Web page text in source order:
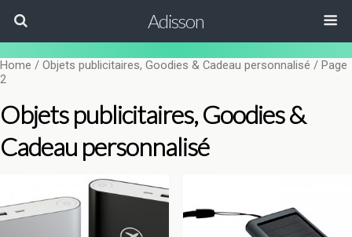
Adisson
Home / Objets publicitaires, Goodies & Cadeau personnalisé / Page
2
Objets publicitaires, Goodies &
Cadeau personnalisé